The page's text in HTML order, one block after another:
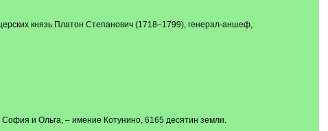
князь Платон Степанович (1718–1799), генерал-аншеф,
и Ольга, – имение Котунино, 6165 десятин земли.